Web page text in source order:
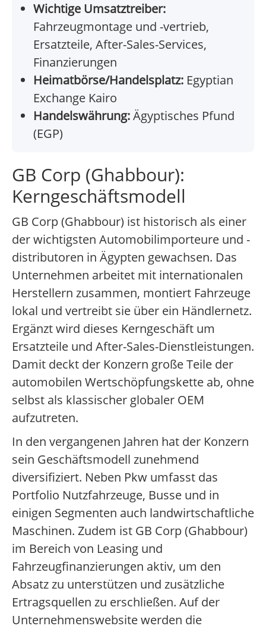
Wichtige Umsatztreiber:
Fahrzeugmontage und -vertrieb,
Ersatzteile, After-Sales-Services,
Finanzierungen
Heimatbörse/Handelsplatz: Egyptian
Exchange Kairo
Handelswährung:Ägyptisches Pfund
(EGP)
GB Corp (Ghabbour):
Kerngeschäftsmodell
GB Corp (Ghabbour) ist historisch als einer
der wichtigsten Automobilimporteure und -
distributoren in Ägypten gewachsen. Das
Unternehmen arbeitet mit internationalen
Herstellern zusammen, montiert Fahrzeuge
lokal und vertreibt sie über ein Händlernetz.
Ergänzt wird dieses Kerngeschäft um
Ersatzteile und After-Sales-Dienstleistungen.
Damit deckt der Konzern große Teile der
automobilen Wertschöpfungskette ab, ohne
selbst als klassischer globaler OEM
aufzutreten.
In den vergangenen Jahren hat der Konzern
sein Geschäftsmodell zunehmend
diversifiziert. Neben Pkw umfasst das
Portfolio Nutzfahrzeuge, Busse und in
einigen Segmenten auch landwirtschaftliche
Maschinen. Zudem ist GB Corp (Ghabbour)
im Bereich von Leasing und
Fahrzeugfinanzierungen aktiv, um den
Absatz zu unterstützen und zusätzliche
Ertragsquellen zu erschließen. Auf der
Unternehmenswebsite werden die